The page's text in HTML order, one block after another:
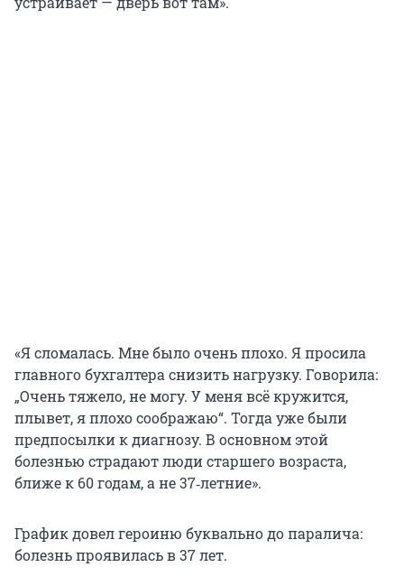
«Я сломалась. Мне было очень плохо. Я просила
главного бухгалтера снизить нагрузку. Говорила:
„Очень тяжело, не могу. У меня всё кружится,
плывет, я плохо соображаю“. Тогда уже были
предпосылки к диагнозу. В основном этой
болезнью страдают люди старшего возраста,
ближе к 60 годам, а не 37‑летние».
График довел героиню буквально до паралича:
болезнь проявилась в 37 лет.